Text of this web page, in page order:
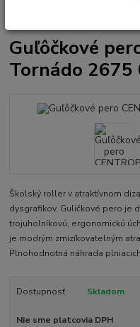
Guľôčkové
Tornádo 2675
Školský roller v atraktívnom
dysgrafikov. Guličkové pero je
trojuholníkovú, ergonomickú
je modrým zmizíkovatelným
Plnohodnotná náhrada
Dostupnosť Skladom
Nie sme platcovia DPH